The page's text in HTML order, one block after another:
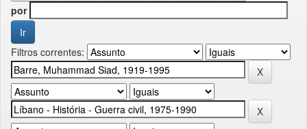
por
Filtros correntes: